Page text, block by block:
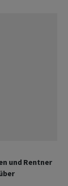
und Rentner